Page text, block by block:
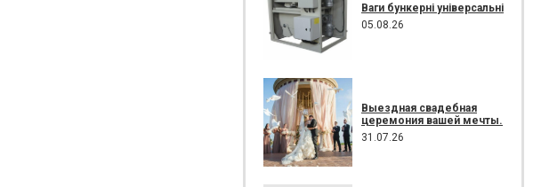
Ваги бункерні універсальні
05.08.26
Выездная свадебная
церемония вашей мечты.
31.07.26